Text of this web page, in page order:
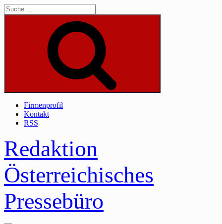
Skip
to
Suche
Firmenprofil
Kontakt
RSS
Redaktion
Österreichisches
Pressebüro